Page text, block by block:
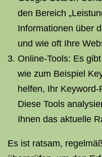
den Bereich
Informationen über
und wie oft Ihre
Online-Tools: Es
wie zum Beispiel
helfen, Ihr
Diese Tools
Ihnen das aktuelle
Es ist ratsam,